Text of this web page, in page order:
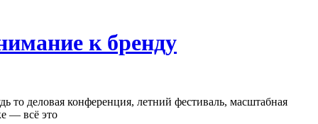
к бренду
деловая конференция, летний фестиваль, масштабная
— всё это